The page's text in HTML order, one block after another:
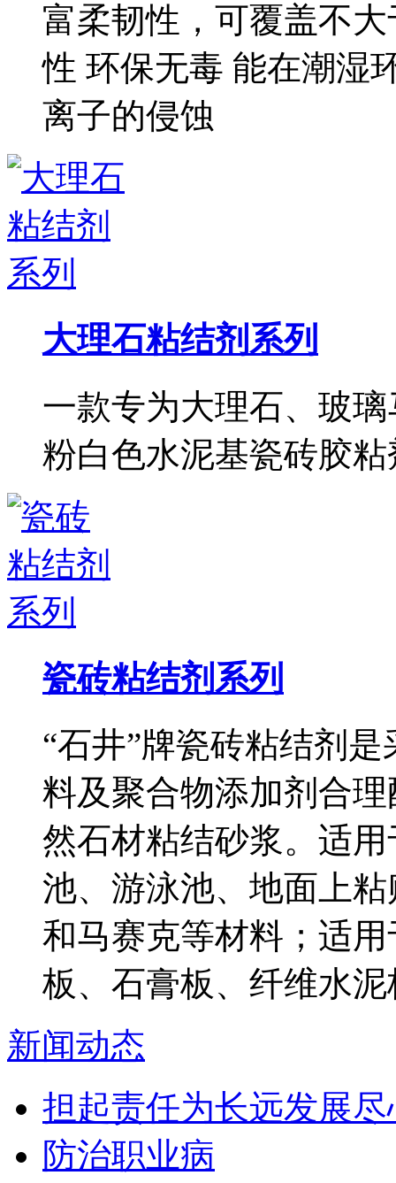
富柔韧性，可覆盖不
性 环保无毒 能在潮湿
离子的侵蚀
大理石粘结剂系列
一款专为大理石、玻
粉白色水泥基瓷砖胶
瓷砖粘结剂系列
“石井”牌瓷砖粘结剂
料及聚合物添加剂合
然石材粘结砂浆。适
池、游泳池、地面上
和马赛克等材料；适
板、石膏板、纤维水
新闻动态
担起责任为长远发展
防治职业病